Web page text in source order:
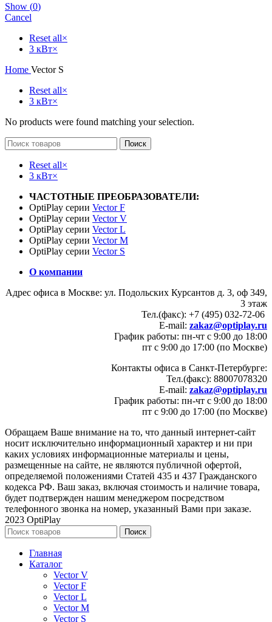
Show (0)
Cancel
Reset all×
3 кВт×
Home Vector S
Reset all×
3 кВт×
No products were found matching your selection.
Поиск
Reset all×
3 кВт×
ЧАСТОТНЫЕ ПРЕОБРАЗОВАТЕЛИ:
OptiPlay серии Vector F
OptiPlay серии Vector V
OptiPlay серии Vector L
OptiPlay серии Vector M
OptiPlay серии Vector S
О компании
Адрес офиса в Москве: ул. Подольских Курсантов д. 3, оф 349,
3 этаж
Тел.(факс): +7 (495) 032-72-06
E-mail: zakaz@optiplay.ru
График работы: пн-чт с 9:00 до 18:00
пт с 9:00 до 17:00 (по Москве)
Контакты офиса в Санкт-Петербурге:
Тел.(факс): 88007078320
E-mail: zakaz@optiplay.ru
График работы: пн-чт с 9:00 до 18:00
пт с 9:00 до 17:00 (по Москве)
Обращаем Ваше внимание на то, что данный интернет-сайт
носит исключительно информационный характер и ни при
каких условиях информационные материалы и цены,
размещенные на сайте, не являются публичной офертой,
определяемой положениями Статей 435 и 437 Гражданского
кодекса РФ. Ваш заказ, включая стоимость и наличие товара,
будет подтвержден нашим менеджером посредством
телефонного звонка на номер, указанный Вами при заказе.
2023 OptiPlay
Поиск
Главная
Каталог
Vector V
Vector F
Vector L
Vector M
Vector S